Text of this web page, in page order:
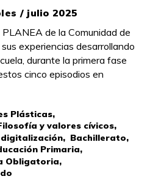
/ julio 2025
de la Comunidad de
experiencias desarrollando
durante la primera fase
cinco episodios en
Plásticas,
y valores cívicos,
Bachillerato,
Primaria,
Obligatoria,